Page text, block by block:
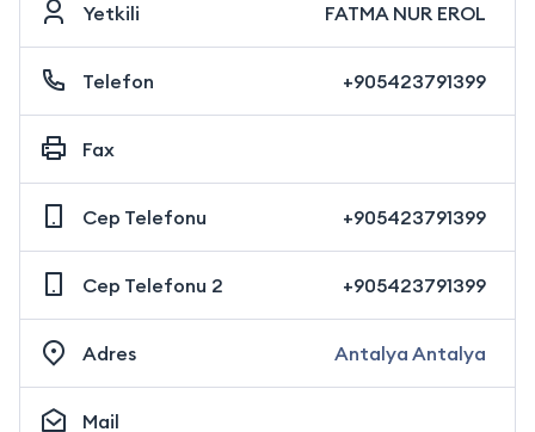
Yetkili FATMA NUR EROL
Telefon +905423791399
Fax
Cep Telefonu +905423791399
Cep Telefonu 2 +905423791399
Adres Antalya Antalya
Mail